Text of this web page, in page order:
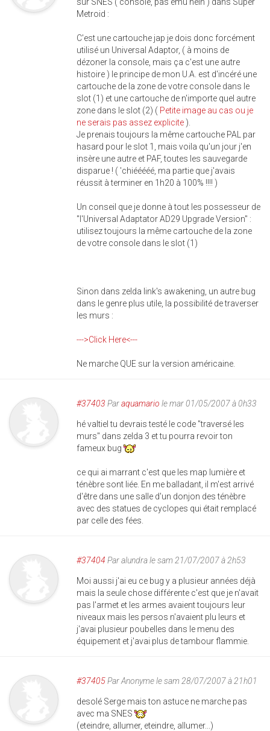
Metroid :
C'est une cartouche jap je dois donc forcément
utilisé un Universal Adaptor, ( à moins de
dézoner la console, mais ça c'est une autre
histoire ) le principe de mon U.A. est d'incéré une
cartouche de la zone de votre console dans le
slot (1) et une cartouche de n'importe quel autre
zone dans le slot (2) ( Petite image au cas ou je
ne serais pas assez explicite ).
Je prenais toujours la même cartouche PAL par
hasard pour le slot 1, mais voila qu'un jour j'en
insère une autre et PAF, toutes les sauvegarde
disparue ! ( 'chiééééé, ma partie que j'avais
réussit à terminer en 1h20 à 100% !!!! )
Un conseil que je donne à tout les possesseur de
"l'Universal Adaptator AD29 Upgrade Version" :
utilisez toujours la même cartouche de la zone
de votre console dans le slot (1)
Sinon dans zelda link's awakening, un autre bug
dans le genre plus utile, la possibilité de traverser
les murs :
--->Click Here<---
Ne marche QUE sur la version américaine.
#37403 Paraquamario le mar 01/05/2007 à 0h33
hé valtiel tu devrais testé le code "traversé les
murs" dans zelda 3 et tu pourra revoir ton
fameux bug
ce qui ai marrant c'est que les map lumière et
ténèbre sont liée. En me balladant, il m'est arrivé
d'être dans une salle d'un donjon des ténèbre
avec des statues de cyclopes qui était remplacé
par celle des fées.
#37404 Paralundrale sam 21/07/2007 à 2h53
Moi aussi j'ai eu ce bug y a plusieur années déjà
mais la seule chose différente c'est que je n'avait
pas l'armet et les armes avaient toujours leur
niveaux mais les persos n'avaient plu leurs et
j'avai plusieur poubelles dans le menu des
équipement et j'avai plus de tambour flammie.
#37405ParAnonymele sam 28/07/2007 à 21h01
desolé Serge mais ton astuce ne marche pas
avec ma SNES
(eteindre, allumer, eteindre, allumer...)